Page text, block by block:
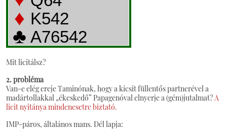
Mit licitálsz?
2. probléma
Van-e elég ereje Taminónak, hogy a kicsit füllentős partnerével a
madártollakkal „ékeskedő” Papagenóval elnyerje a (gém)jutalmat?A
licit nyitánya mindenesetre biztató.
IMP-páros, általános mans. Dél lapja: